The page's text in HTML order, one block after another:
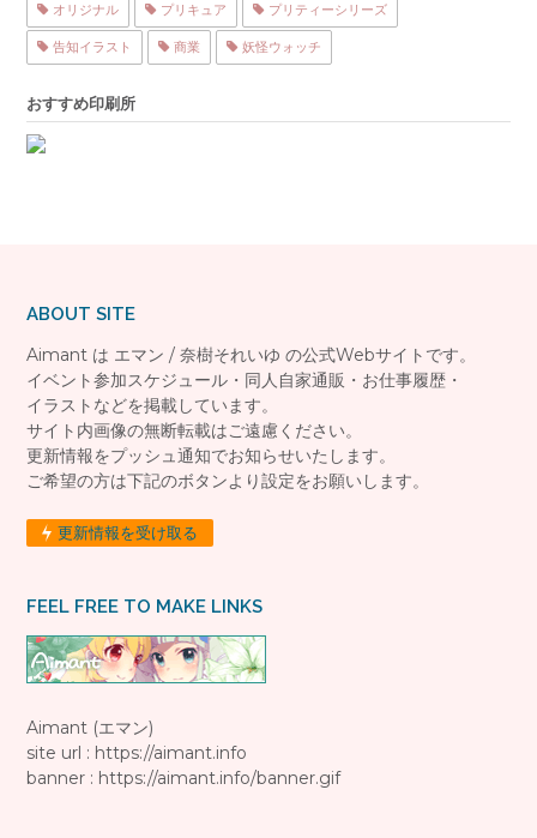
オリジナル プリキュア プリティーシリーズ
告知イラスト 商業 妖怪ウォッチ
おすすめ印刷所
ABOUT SITE
Aimant は エマン / 奈樹それいゆ の公式Webサイトです。
イベント参加スケジュール・同人自家通販・お仕事履歴・
イラストなどを掲載しています。
サイト内画像の無断転載はご遠慮ください。
更新情報をプッシュ通知でお知らせいたします。
ご希望の方は下記のボタンより設定をお願いします。
更新情報を受け取る
FEEL FREE TO MAKE LINKS
Aimant (エマン)
site url : https://aimant.info
banner : https://aimant.info/banner.gif